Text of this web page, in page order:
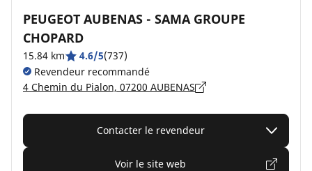
PEUGEOT AUBENAS - SAMA GROUPE
CHOPARD
15.84 km 4.6/5(737)
Revendeur recommandé
4 Chemin du Pialon, 07200 AUBENAS
Contacter le revendeur
Voir le site web